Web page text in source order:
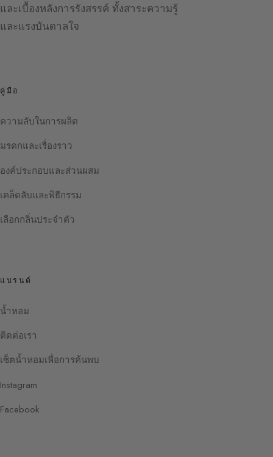
และเบื้องหลังการรังสรรค์ ทั้งสาระความรู้
และแรงบันดาลใจ
คู่มือ
ความลับในการผลิต
มรดกและเรื่องราว
องค์ประกอบและส่วนผสม
เคล็ดลับและพิธีกรรม
เลือกกลิ่นประจำตัว
แบรนด์
น้ำหอม
ติดต่อเรา
เซ็ตน้ำหอมเพื่อการค้นพบ
Instagram
Facebook